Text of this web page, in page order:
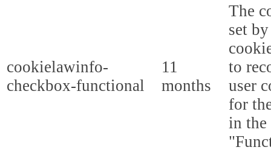
cookielawinfo-
checkbox-functional
11
months
The
set
to
user
for
in the